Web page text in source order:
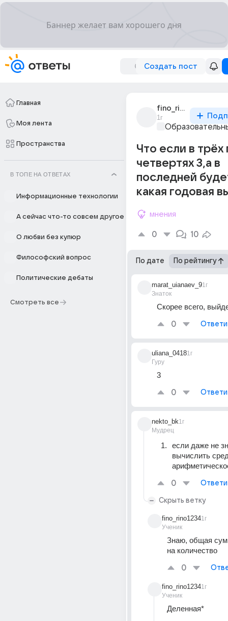
Создать пост
Главная
Моя лента
Пространства
В ТОПЕ НА ОТВЕТАХ
Информационные технологии
А сейчас что-то совсем другое
О любви без купюр
Философский вопрос
Политические дебаты
Смотреть все
fino_rino1234
1г
Что если в трёх
четвертях 3,а в
последней
какая годовая
мнения
0 10
По дате По рейтингу
marat_uianaev_9
Знаток
1г
Скорее всего,
0
uliana_0418
Гуру
1г
3
0
nekto_bk
Мудрец
1г
если даже не
вычислить
0
Скрыть ветку
fino_rino1234
Ученик
1г
Знаю, общая
на количество
0
fino_rino1234
Ученик
1г
Деленная*